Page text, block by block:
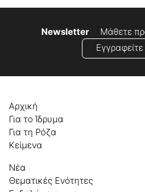
Newsletter
Μάθετε
Εγγραφείτε
Αρχική
Για το Ίδρυμα
Για τη Ρόζα
Κείμενα
Νέα
Θεματικές Ενότητες